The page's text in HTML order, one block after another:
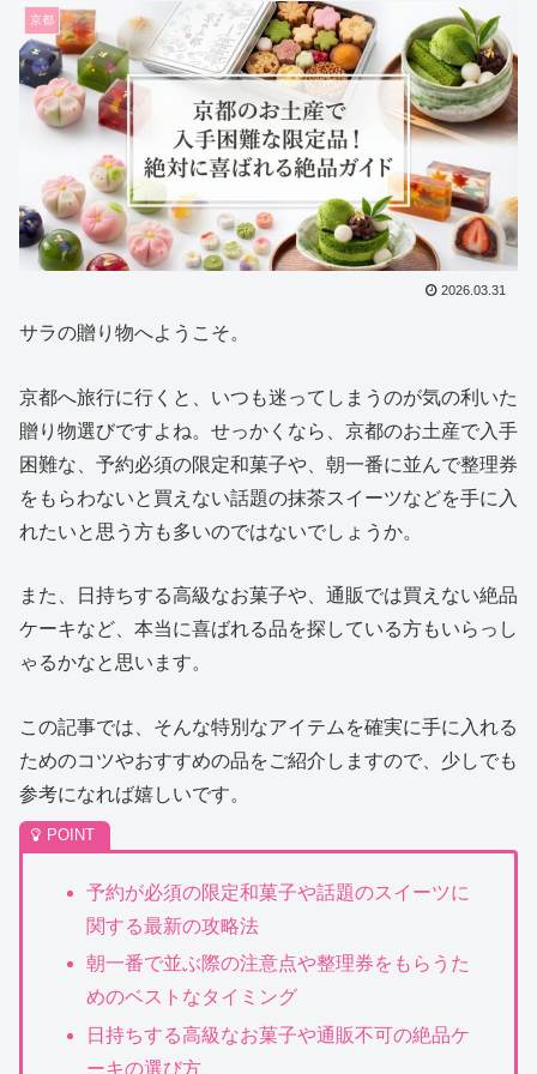
京都
2026.03.31
サラの贈り物へようこそ。
京都へ旅行に行くと、いつも迷ってしまうのが気の利いた
贈り物選びですよね。せっかくなら、京都のお土産で入手
困難な、予約必須の限定和菓子や、朝一番に並んで整理券
をもらわないと買えない話題の抹茶スイーツなどを手に入
れたいと思う方も多いのではないでしょうか。
また、日持ちする高級なお菓子や、通販では買えない絶品
ケーキなど、本当に喜ばれる品を探している方もいらっし
ゃるかなと思います。
この記事では、そんな特別なアイテムを確実に手に入れる
ためのコツやおすすめの品をご紹介しますので、少しでも
参考になれば嬉しいです。
予約が必須の限定和菓子や話題のスイーツに
関する最新の攻略法
朝一番で並ぶ際の注意点や整理券をもらうた
めのベストなタイミング
日持ちする高級なお菓子や通販不可の絶品ケ
ーキの選び方